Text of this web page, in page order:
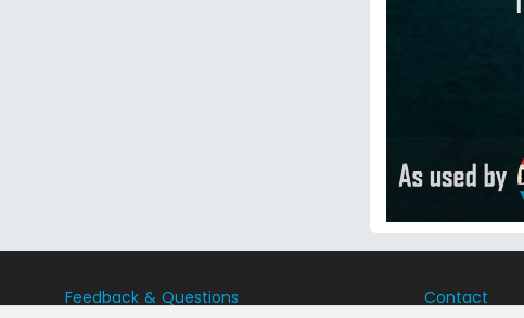
Feedback & Questions Contact